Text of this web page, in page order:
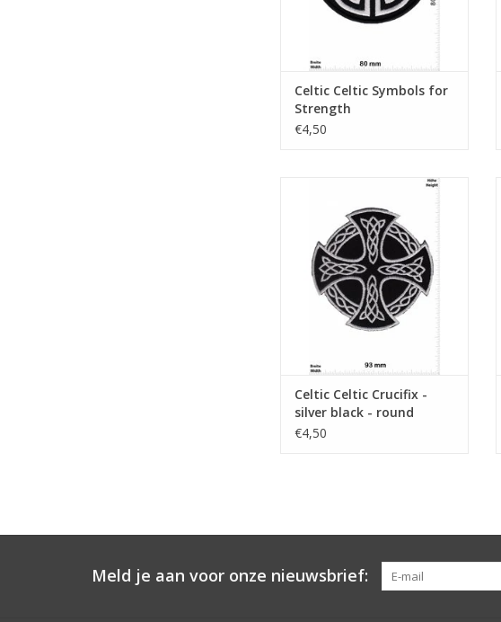
Celtic Celtic Symbols for
Strength
€4,50
Celtic Crucifix - silver black -
round
TOEVOEGEN AAN WINKELWAGEN
Celtic Celtic Crucifix -
silver black - round
€4,50
Meld je aan voor onze nieuwsbrief: